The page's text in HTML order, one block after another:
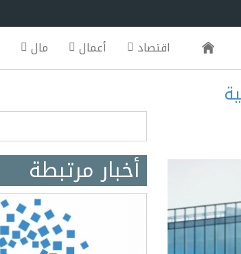
اقتصاد
أعمال مال
Search form
أخبار مرتبطة